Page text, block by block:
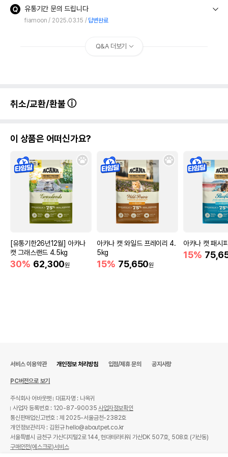
유통기간 문의 드립니다
fiamoon 2025.03.15 답변완료
Q&A 더보기
취소/교환/환불
이 상품은 어떠신가요?
[유통기한26년12월] 아카나
캣 그래스랜드 4.5kg
30% 62,300원
아카나 캣 와일드 프레이리 4.
5kg
15% 75,650원
아카나 캣 패시
15%
서비스 이용약관 개인정보 처리방침 입점/제휴 문의 공지사항
PC버전으로 보기
주식회사 어바웃펫
대표자명 : 나옥귀
사업자 등록번호 : 120-87-90035사업자정보확인
통신판매업신고번호 : 제 2025-서울금천-2382호
개인정보관리자 : 김원규 hello@aboutpet.co.kr
서울특별시 금천구 가산디지털2로 144, 현대테라타워 가산DK 507호, 508호 (가산동)
구매안전(에스크로)서비스